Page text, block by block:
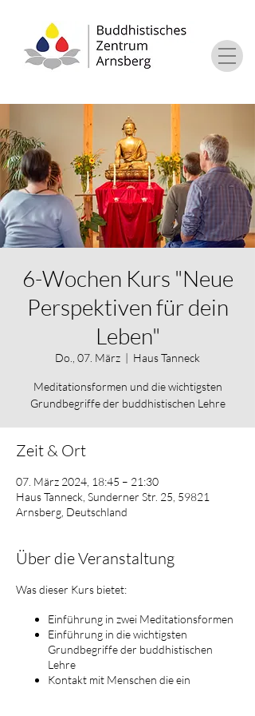
6-Wochen Kurs "Neue
Perspektiven für dein
Leben"
Do., 07. März
  |
Haus Tanneck
Meditationsformen und die wichtigsten
Grundbegriffe der buddhistischen Lehre
Zeit & Ort
07. März 2024, 18:45 – 21:30
Haus Tanneck, Sunderner Str. 25, 59821
Arnsberg, Deutschland
Über die Veranstaltung
Was dieser Kurs bietet:
Einführung in zwei Meditationsformen
Einführung in die wichtigsten
Grundbegriffe der buddhistischen
Lehre
Kontakt mit Menschen die ein